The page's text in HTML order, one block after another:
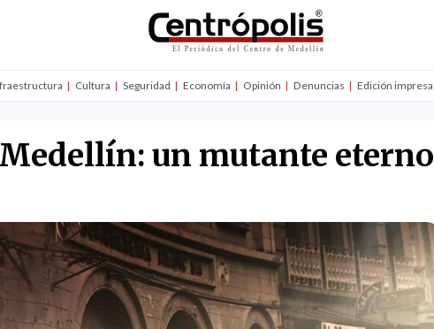
Cultura Seguridad Economía Opinión Denuncias Edición impresa
un mutante